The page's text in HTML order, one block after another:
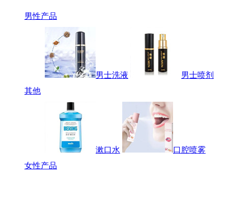
男性产品
男士洗液
男士喷剂
其他
漱口水
口腔喷雾
女性产品